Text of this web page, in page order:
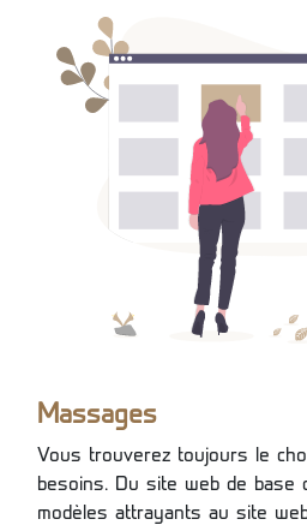
Massages
Vous trouverez toujours le
besoins. Du site web de base
modèles attrayants au site